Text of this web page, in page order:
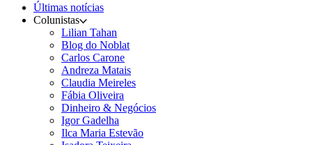
Últimas notícias
Colunistas
Lilian Tahan
Blog do Noblat
Carlos Carone
Andreza Matais
Claudia Meireles
Fábia Oliveira
Dinheiro & Negócios
Igor Gadelha
Ilca Maria Estevão